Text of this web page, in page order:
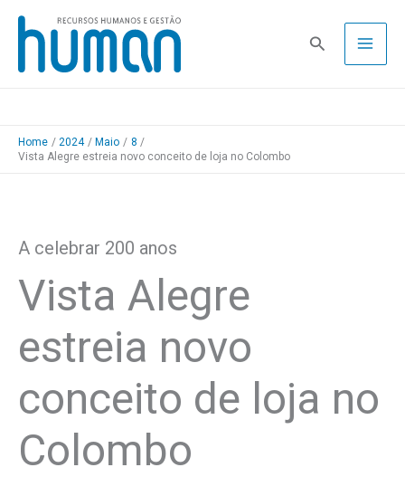
Skip
content
Pesquisa
Home 2024 Maio
8
Vista Alegre estreia novo conceito de loja no Colombo
A celebrar 200 anos
Vista Alegre
estreia novo
conceito de loja no
Colombo